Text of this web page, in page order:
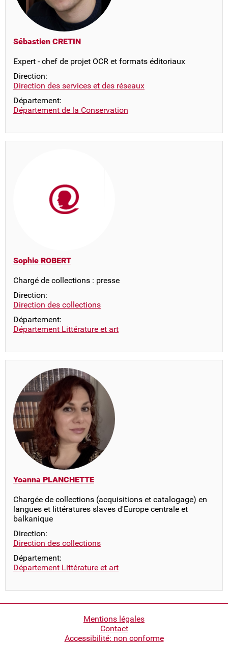
Sébastien CRETIN
Expert - chef de projet OCR et formats éditoriaux
Direction:
Direction des services et des réseaux
Département:
Département de la Conservation
Sophie ROBERT
Chargé de collections : presse
Direction:
Direction des collections
Département:
Département Littérature et art
Yoanna PLANCHETTE
Chargée de collections (acquisitions et catalogage) en
langues et littératures slaves d'Europe centrale et
balkanique
Direction:
Direction des collections
Département:
Département Littérature et art
Mentions légales
Contact
Accessibilité: non conforme